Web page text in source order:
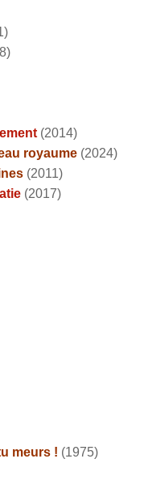
(2014)
royaume (2024)
(2011)
(2017)
meurs ! (1975)